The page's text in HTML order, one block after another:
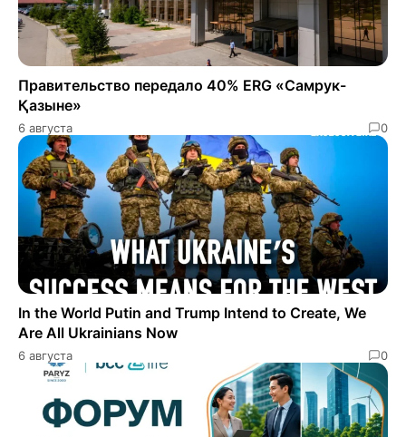
Правительство передало 40% ERG «Самрук-
Қазыне»
6 августа 0
In the World Putin and Trump Intend to Create, We
Are All Ukrainians Now
6 августа 0